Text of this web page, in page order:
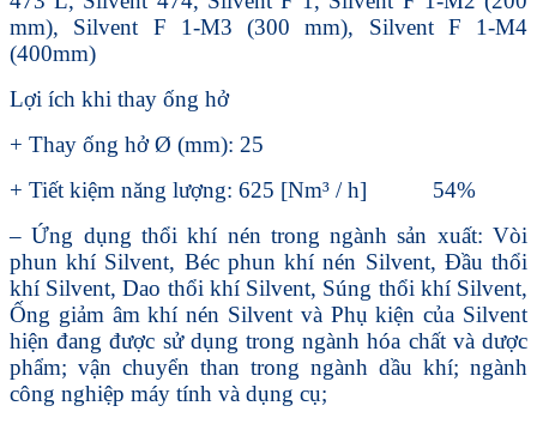
mm), Silvent F 1-M3 (300 mm), Silvent F 1-M4
(400mm)
Lợi ích khi thay ống hở
+ Thay ống hở Ø (mm): 25
+ Tiết kiệm năng lượng: 625 [Nm³ / h] 54%
– Ứng dụng thổi khí nén trong ngành sản xuất: Vòi
phun khí Silvent, Béc phun khí nén Silvent, Đầu thổi
khí Silvent, Dao thổi khí Silvent, Súng thổi khí Silvent,
Ống giảm âm khí nén Silvent và Phụ kiện của Silvent
hiện đang được sử dụng trong ngành hóa chất và dược
phẩm; vận chuyển than trong ngành dầu khí; ngành
công nghiệp máy tính và dụng cụ;